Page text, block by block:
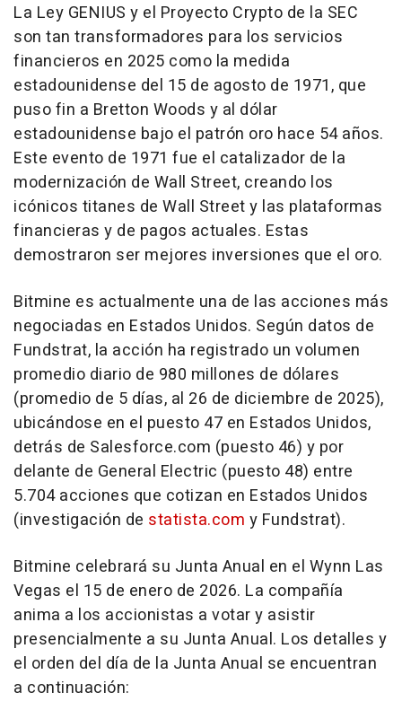
La Ley GENIUS y el Proyecto Crypto de la SEC
son tan transformadores para los servicios
financieros en 2025 como la medida
estadounidense del 15 de agosto de 1971, que
puso fin a Bretton Woods y al dólar
estadounidense bajo el patrón oro hace 54 años.
Este evento de 1971 fue el catalizador de la
modernización de Wall Street, creando los
icónicos titanes de Wall Street y las plataformas
financieras y de pagos actuales. Estas
demostraron ser mejores inversiones que el oro.
Bitmine es actualmente una de las acciones más
negociadas en Estados Unidos. Según datos de
Fundstrat, la acción ha registrado un volumen
promedio diario de 980 millones de dólares
(promedio de 5 días, al 26 de diciembre de 2025),
ubicándose en el puesto 47 en Estados Unidos,
detrás de Salesforce.com (puesto 46) y por
delante de General Electric (puesto 48) entre
5.704 acciones que cotizan en Estados Unidos
(investigación de statista.com y Fundstrat).
Bitmine celebrará su Junta Anual en el Wynn Las
Vegas el 15 de enero de 2026. La compañía
anima a los accionistas a votar y asistir
presencialmente a su Junta Anual. Los detalles y
el orden del día de la Junta Anual se encuentran
a continuación: